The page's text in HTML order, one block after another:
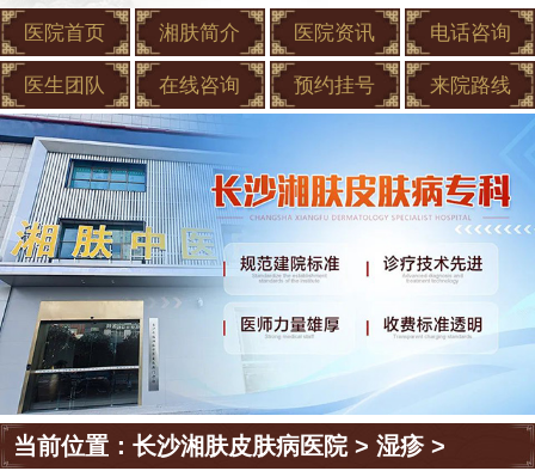
医院首页 湘肤简介 医院资讯 电话咨询
医生团队 在线咨询 预约挂号 来院路线
当前位置：长沙湘肤皮肤病医院>湿疹>